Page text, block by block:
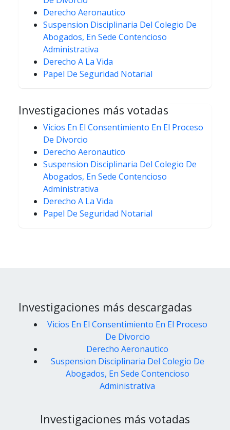
Derecho Aeronautico
Suspension Disciplinaria Del Colegio De
Abogados, En Sede Contencioso
Administrativa
Derecho A La Vida
Papel De Seguridad Notarial
Investigaciones más votadas
Vicios En El Consentimiento En El Proceso
De Divorcio
Derecho Aeronautico
Suspension Disciplinaria Del Colegio De
Abogados, En Sede Contencioso
Administrativa
Derecho A La Vida
Papel De Seguridad Notarial
Investigaciones más descargadas
Vicios En El Consentimiento En El Proceso
De Divorcio
Derecho Aeronautico
Suspension Disciplinaria Del Colegio De
Abogados, En Sede Contencioso
Administrativa
Investigaciones más votadas